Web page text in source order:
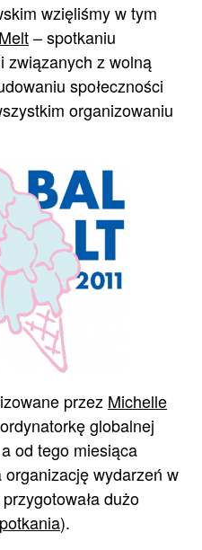
wzięliśmy w tym
– spotkaniu
związanych z wolną
społeczności
organizowaniu
przez Michelle
globalnej
od tego miesiąca
wydarzeń w
dużo
).